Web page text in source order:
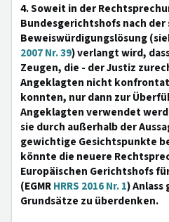
4. Soweit in der
Bundesgerichtshofs nach
Beweiswürdigungslösung
2007 Nr. 39) verlangt wird,
Zeugen, die - der Justiz
Angeklagten nicht
konnten, nur dann zur
Angeklagten verwendet
sie durch außerhalb der
gewichtige Gesichtspunkte
könnte die neuere
Europäischen Gerichtshofs
(EGMRHRRS 2016 Nr. 1) Anlass
Grundsätze zu überdenken.